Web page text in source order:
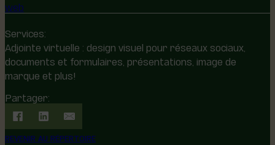
web
Services:
Adjointe virtuelle : design visuel pour réseaux sociaux,
documents et formulaires, présentations, image de
marque et plus!
Partager:
REVENIR AU RÉPERTOIRE